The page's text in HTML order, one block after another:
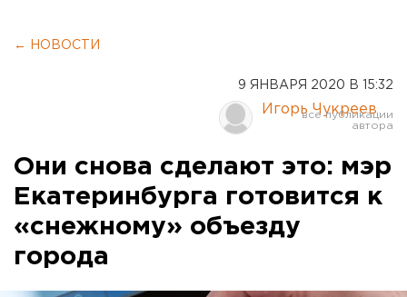
← НОВОСТИ
9 ЯНВАРЯ 2020 В 15:32
Игорь Чукреев
Они снова сделают это: мэр
Екатеринбурга готовится к
«снежному» объезду
города